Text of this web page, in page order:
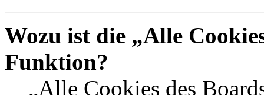
Wozu ist die „Alle
Funktion?
„Alle Cookies des